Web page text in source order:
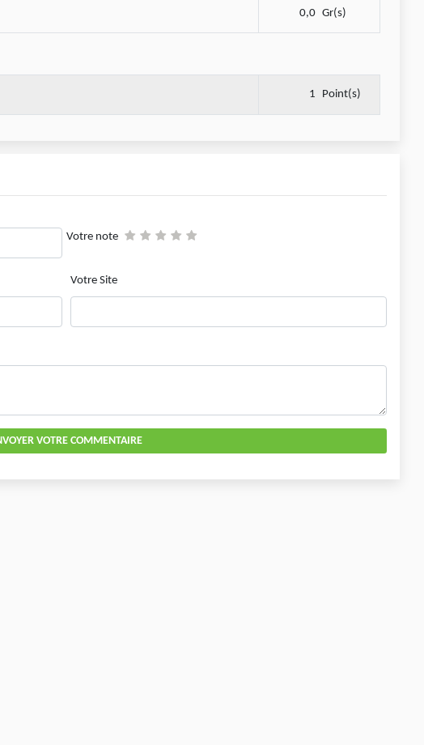
0,0 Gr(s)
1 Point(s)
Votre note
Votre Site
VOTRE COMMENTAIRE